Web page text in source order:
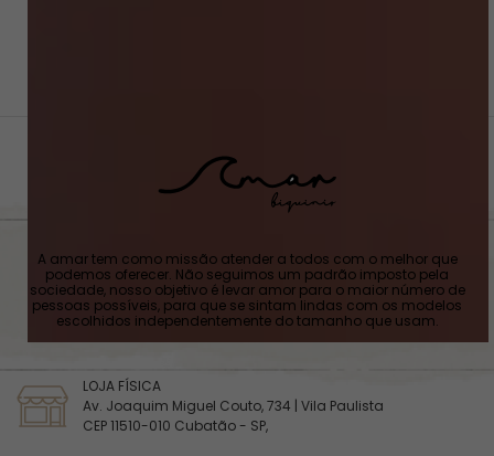
A amar tem como missão atender a todos com o melhor que
podemos oferecer. Não seguimos um padrão imposto pela
sociedade, nosso objetivo é levar amor para o maior número de
pessoas possíveis, para que se sintam lindas com os modelos
escolhidos independentemente do tamanho que usam.
LOJA FÍSICA
Av. Joaquim Miguel Couto, 734 | Vila Paulista
CEP 11510-010 Cubatão - SP,